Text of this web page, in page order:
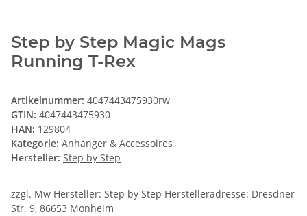
Step by Step Magic Mags
Running T-Rex
Artikelnummer: 4047443475930rw
GTIN: 4047443475930
HAN: 129804
Kategorie: Anhänger & Accessoires
Hersteller: Step by Step
zzgl. Mw Hersteller: Step by Step Herstelleradresse: Dresdner
Str. 9, 86653 Monheim